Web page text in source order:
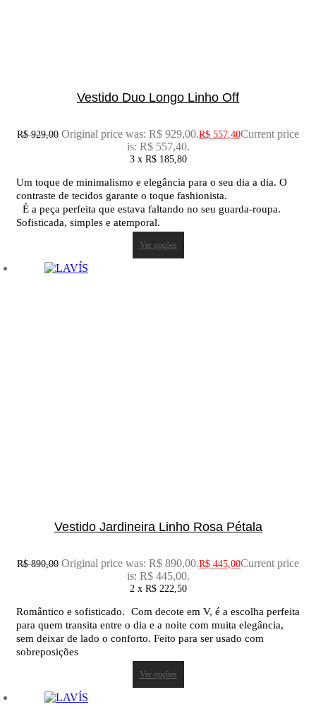
Vestido Duo Longo Linho Off
R$929,00 Original price was: R$ 929,00.R$ 557,40Current price
is: R$ 557,40.
3 x R$185,80
Um toque de minimalismo e elegância para o seu dia a dia. O
contraste de tecidos garante o toque fashionista.
É a peça perfeita que estava faltando no seu guarda-roupa.
Sofisticada, simples e atemporal.
Ver opções
Vestido Jardineira Linho Rosa Pétala
R$890,00 Original price was: R$ 890,00.R$ 445,00Current price
is: R$ 445,00.
2 x R$222,50
Romântico e sofisticado. Com decote em V, é a escolha perfeita
para quem transita entre o dia e a noite com muita elegância,
sem deixar de lado o conforto. Feito para ser usado com
sobreposições
Ver opções